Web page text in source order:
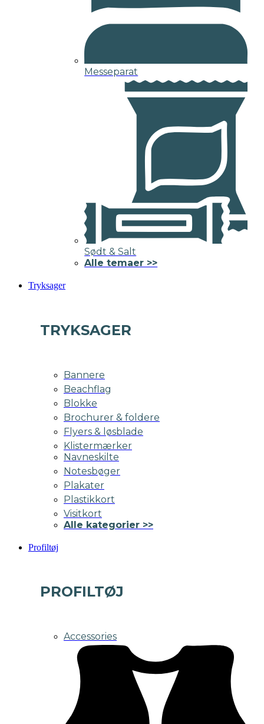
Messeparat
Sødt & Salt
Alle temaer >>
Tryksager
TRYKSAGER
Bannere
Beachflag
Blokke
Brochurer & foldere
Flyers & løsblade
Klistermærker
Navneskilte
Notesbøger
Plakater
Plastikkort
Visitkort
Alle kategorier >>
Profiltøj
PROFILTØJ
Accessories